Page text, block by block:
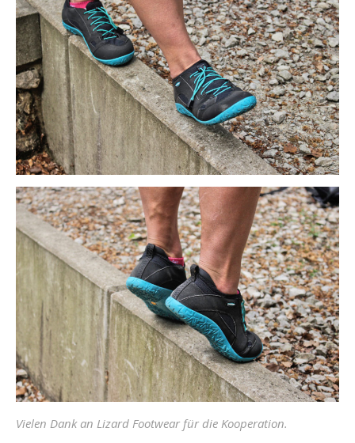
Vielen Dank an Lizard Footwear für die Kooperation.